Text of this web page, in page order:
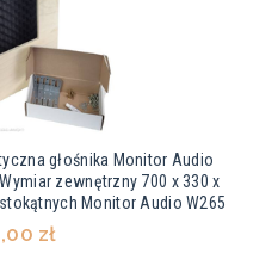
głośnika Monitor Audio
zewnętrzny 700 x 330 x
Monitor Audio W265
zł